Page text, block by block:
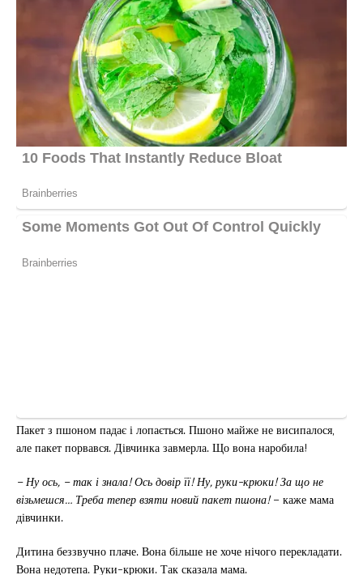
Пакет з пшоном падає і лопається. Пшоно майже не висипалося,
але пакет порвався. Дівчинка завмерла. Що вона наробила!
– Ну ось, – так і знала! Ось довір її! Ну, руки-крюки! За що не
візьмешся… Треба тепер взяти новий пакет пшона!– каже мама
дівчинки.
Дитина беззвучно плаче. Вона більше не хоче нічого перекладати.
Вона недотепа. Руки-крюки. Так сказала мама.